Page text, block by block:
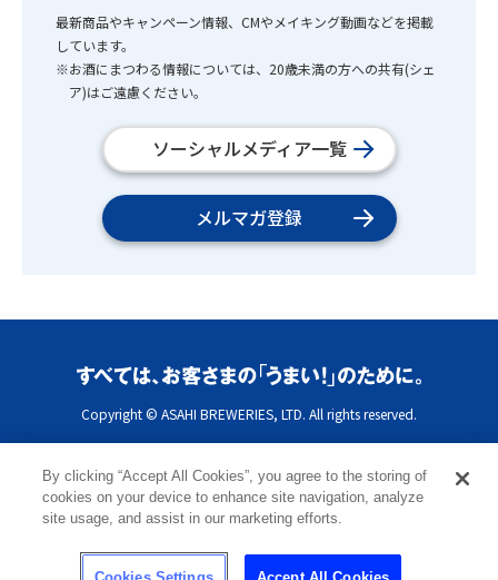
最新商品やキャンペーン情報、CMやメイキング動画などを掲載
しています。
※お酒にまつわる情報については、20歳未満の方への共有(シェ
ア)はご遠慮ください。
ソーシャルメディア一覧
メルマガ登録
Copyright © ASAHI BREWERIES, LTD. All rights reserved.
By clicking “Accept All Cookies”, you agree to the storing of
cookies on your device to enhance site navigation, analyze
site usage, and assist in our marketing efforts.